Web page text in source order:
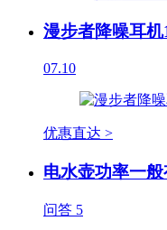
漫步者降噪耳机
07.10
优惠直达 >
电水壶功率一
问答 5